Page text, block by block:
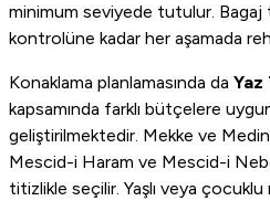
minimum seviyede tutulur.
kontrolüne kadar her aşamada
Konaklama planlamasında da Yaz
kapsamında farklı bütçelere
geliştirilmektedir. Mekke ve
Mescid-i Haram ve Mescid-i
titizlikle seçilir. Yaşlı veya